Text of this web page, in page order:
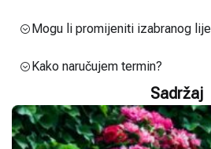
Mogu li promijeniti izabranog
Kako naručujem termin?
Sadržaj